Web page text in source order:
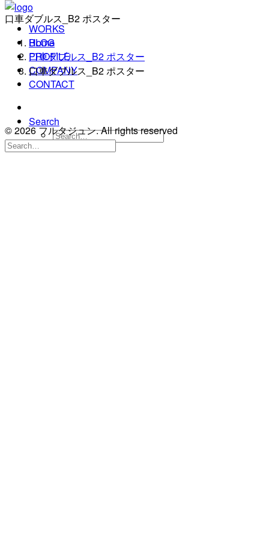
WORKS
BLOG
PROFILE
COMPANY
CONTACT
Search
口車ダブルス_B2 ポスター
Home
口車ダブルス_B2 ポスター
口車ダブルス_B2 ポスター
© 2026 フルタジュン. All rights reserved